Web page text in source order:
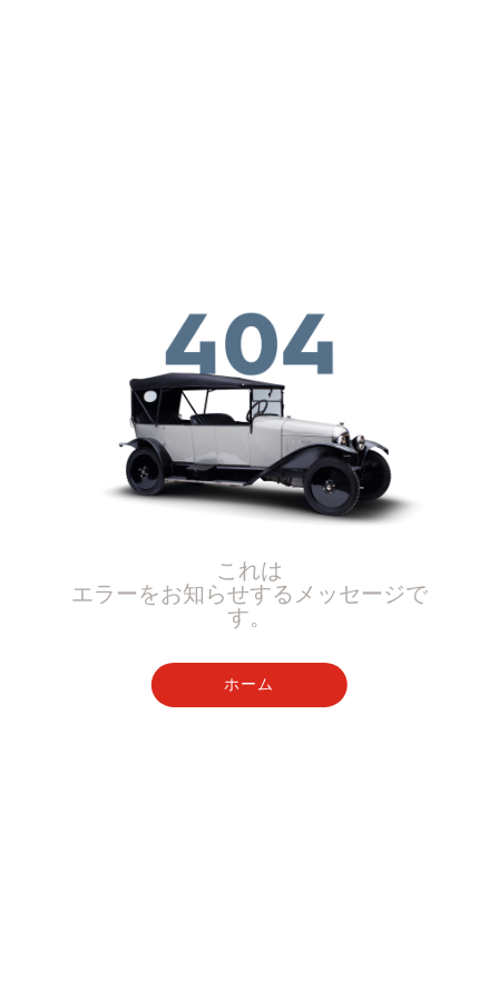
これは
エラーをお知らせするメッセージで
す。
ホーム